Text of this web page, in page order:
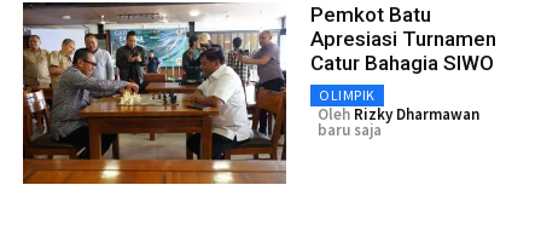
Pemkot Batu
Apresiasi Turnamen
Catur Bahagia SIWO
OLIMPIK
Oleh Rizky Dharmawan
baru saja